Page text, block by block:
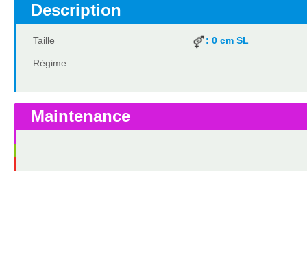
Description
Taille : 0 cm SL
Régime
Maintenance